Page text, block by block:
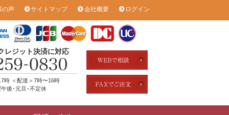
の声 サイトマップ 会社概要 ログイン
レジット決済に対応
時 ＜配達＞7時〜16時
後･元旦･不定休